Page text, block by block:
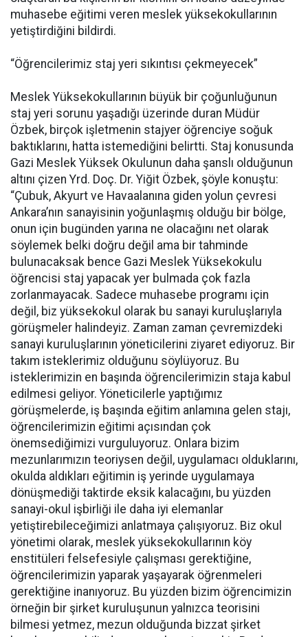
muhasebe eğitimi veren meslek yüksekokullarının
yetiştirdiğini bildirdi.
“Öğrencilerimiz staj yeri sıkıntısı çekmeyecek”
Meslek Yüksekokullarının büyük bir çoğunluğunun
staj yeri sorunu yaşadığı üzerinde duran Müdür
Özbek, birçok işletmenin stajyer öğrenciye soğuk
baktıklarını, hatta istemediğini belirtti. Staj konusunda
Gazi Meslek Yüksek Okulunun daha şanslı olduğunun
altını çizen Yrd. Doç. Dr. Yiğit Özbek, şöyle konuştu:
“Çubuk, Akyurt ve Havaalanına giden yolun çevresi
Ankara’nın sanayisinin yoğunlaşmış olduğu bir bölge,
onun için bugünden yarına ne olacağını net olarak
söylemek belki doğru değil ama bir tahminde
bulunacaksak bence Gazi Meslek Yüksekokulu
öğrencisi staj yapacak yer bulmada çok fazla
zorlanmayacak. Sadece muhasebe programı için
değil, biz yüksekokul olarak bu sanayi kuruluşlarıyla
görüşmeler halindeyiz. Zaman zaman çevremizdeki
sanayi kuruluşlarının yöneticilerini ziyaret ediyoruz. Bir
takım isteklerimiz olduğunu söylüyoruz. Bu
isteklerimizin en başında öğrencilerimizin staja kabul
edilmesi geliyor. Yöneticilerle yaptığımız
görüşmelerde, iş başında eğitim anlamına gelen stajı,
öğrencilerimizin eğitimi açısından çok
önemsediğimizi vurguluyoruz. Onlara bizim
mezunlarımızın teoriysen değil, uygulamacı olduklarını,
okulda aldıkları eğitimin iş yerinde uygulamaya
dönüşmediği taktirde eksik kalacağını, bu yüzden
sanayi-okul işbirliği ile daha iyi elemanlar
yetiştirebileceğimizi anlatmaya çalışıyoruz. Biz okul
yönetimi olarak, meslek yüksekokullarının köy
enstitüleri felsefesiyle çalışması gerektiğine,
öğrencilerimizin yaparak yaşayarak öğrenmeleri
gerektiğine inanıyoruz. Bu yüzden bizim öğrencimizin
örneğin bir şirket kuruluşunun yalnızca teorisini
bilmesi yetmez, mezun olduğunda bizzat şirket